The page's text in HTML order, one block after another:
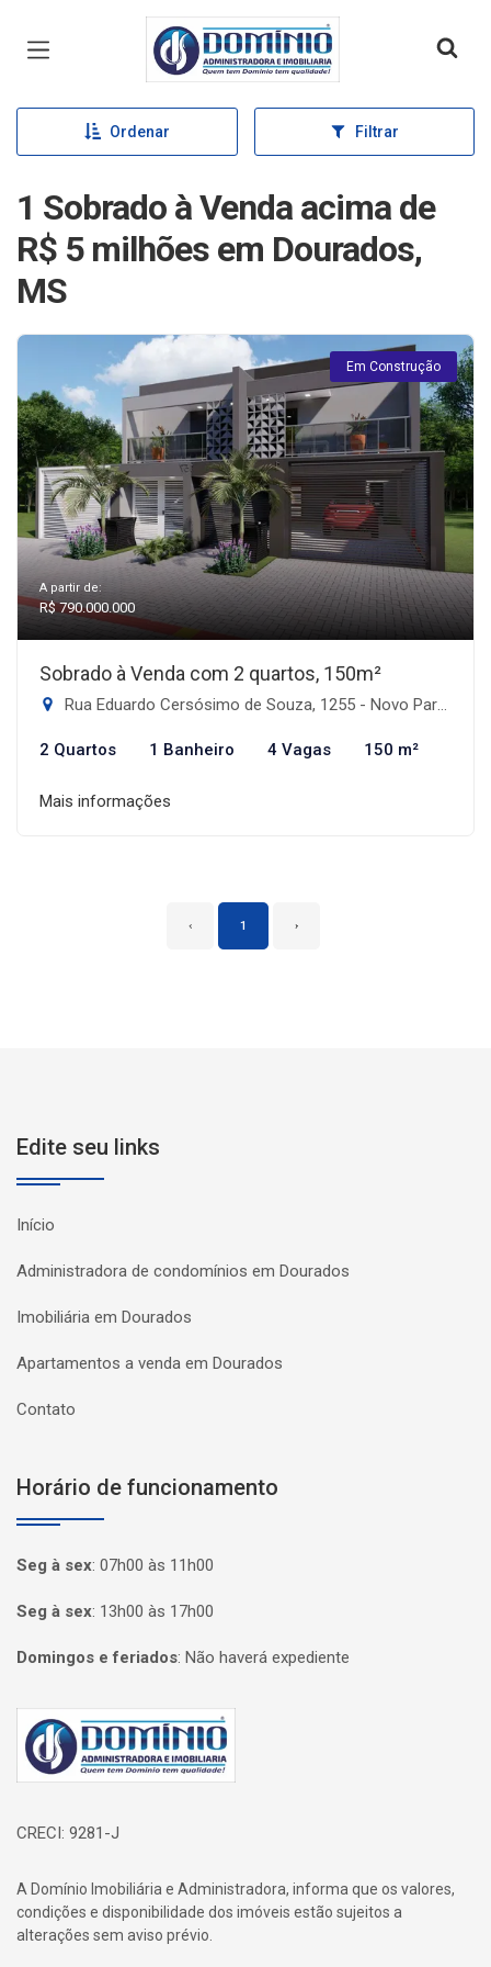
Página inicial
Ordenar Filtrar
1 Sobrado à Venda acima de
R$ 5 milhões em Dourados,
MS
Em Construção
A partir de:
R$ 790.000.000
Sobrado à Venda com 2 quartos, 150m²
Rua Eduardo Cersósimo de Souza, 1255 - Novo Parque Alvorada, Dourados-MS
2 Quartos 1 Banheiro 4 Vagas 150 m²
Mais informações
‹ 1 ›
Edite seu links
Início
Administradora de condomínios em Dourados
Imobiliária em Dourados
Apartamentos a venda em Dourados
Contato
Horário de funcionamento
Seg à sex: 07h00 às 11h00
Seg à sex: 13h00 às 17h00
Domingos e feriados: Não haverá expediente
Página inicial
CRECI: 9281-J
A Domínio Imobiliária e Administradora, informa que os valores,
condições e disponibilidade dos imóveis estão sujeitos a
alterações sem aviso prévio.